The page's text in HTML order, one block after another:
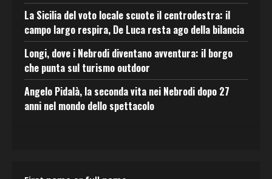
La Sicilia del voto locale scuote il centrodestra: il
campo largo respira, De Luca resta ago della bilancia
Longi, dove i Nebrodi diventano avventura: il borgo
che punta sul turismo outdoor
Angelo Pidalà, la seconda vita nei Nebrodi dopo 27
anni nel mondo dello spettacolo